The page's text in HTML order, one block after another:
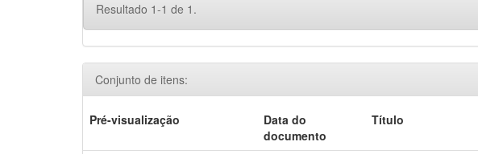
Resultado 1-1 de 1.
Conjunto de itens:
Pré-visualização
Data do
documento
Título